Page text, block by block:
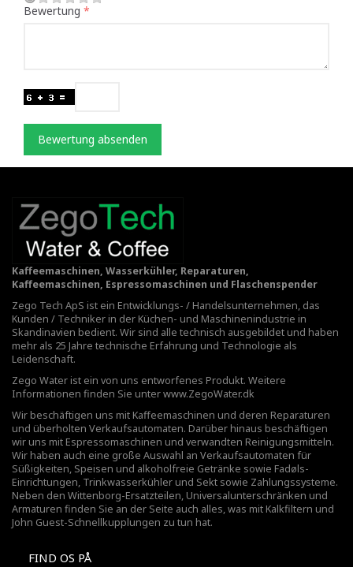
Bewertung
Bewertung absenden
Kaffeemaschinen, Wasserkühler, Reparaturen,
Kaffeemaschinen, Espressomaschinen und Flaschenspender
Zego Tech ApS ist ein Entwicklungs- / Handelsunternehmen, das
Kunden / Techniker in der Küchen- und Maschinenindustrie in
Skandinavien bedient. Wir sind alle technisch ausgebildet und haben
mehr als 25 Jahre technische Erfahrung und Technologie als
Leidenschaft.
Zego Water ist ein von uns entworfenes Produkt. Weitere
Informationen finden Sie unterwww.ZegoWater.dk
Wir beschäftigen uns mit Kaffeemaschinen und deren Reparaturen
und überholten Verkaufsautomaten. Darüber hinaus beschäftigen
wir uns mit Espressomaschinen und verwandten Reinigungsmitteln.
Wir haben auch eine große Auswahl an Verkaufsautomaten für
Süßigkeiten, Speisen und alkoholfreie Getränke sowie Fadøls-
Einrichtungen, Trinkwasserkühler und Sekt sowie Zahlungssysteme.
Neben den Wittenborg-Ersatzteilen, Universalunterschränken und
Armaturen finden Sie an der Seite auch alles, was mit Kalkfiltern und
John Guest-Schnellkupplungen zu tun hat.
FIND OS PÅ